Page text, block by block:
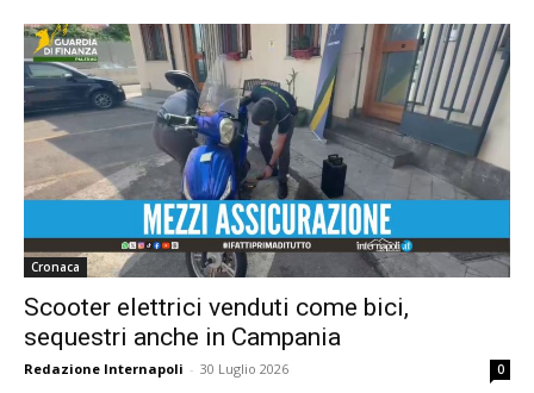
Cronaca
Scooter elettrici venduti come bici,
sequestri anche in Campania
Redazione Internapoli - 30 Luglio 2026 0